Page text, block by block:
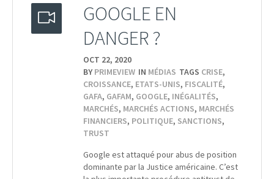
GOOGLE EN
DANGER ?
OCT 22, 2020
BYPRIMEVIEW IN MÉDIAS TAGS CRISE,
CROISSANCE, ETATS-UNIS, FISCALITÉ,
GAFA, GAFAM, GOOGLE, INÉGALITÉS,
MARCHÉS, MARCHÉS ACTIONS, MARCHÉS
FINANCIERS, POLITIQUE, SANCTIONS,
TRUST
Google est attaqué pour abus de position
dominante par la Justice américaine. C’est